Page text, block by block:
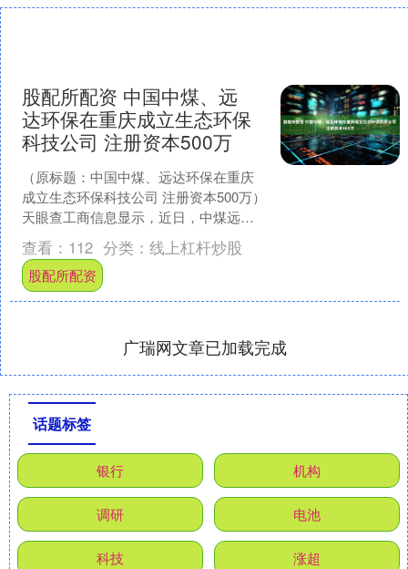
股配所配资 中国中煤、远
达环保在重庆成立生态环保
科技公司 注册资本500万
（原标题：中国中煤、远达环保在重庆
成立生态环保科技公司 注册资本500万）
天眼查工商信息显示，近日，中煤远达
（重庆）生态环保科技有限公司成立，
法定代表人为李百....
查看： 112 分类： 线上杠杆炒股
股配所配资
广瑞网文章已加载完成
话题标签
银行 机构
调研 电池
科技 涨超